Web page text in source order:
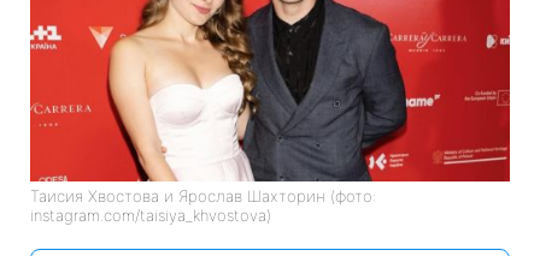
Таисия Хвостова и Ярослав Шахторин (фото:
instagram.com/taisiya_khvostova)